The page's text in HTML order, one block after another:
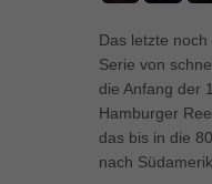
Das letzte
Serie von
die Anfang der
Hamburger
das bis in die
nach
Externe Medien (5)
Inhalte von Videoplattformen
standardmäßig blockiert.
werden, bedarf der Zugriff